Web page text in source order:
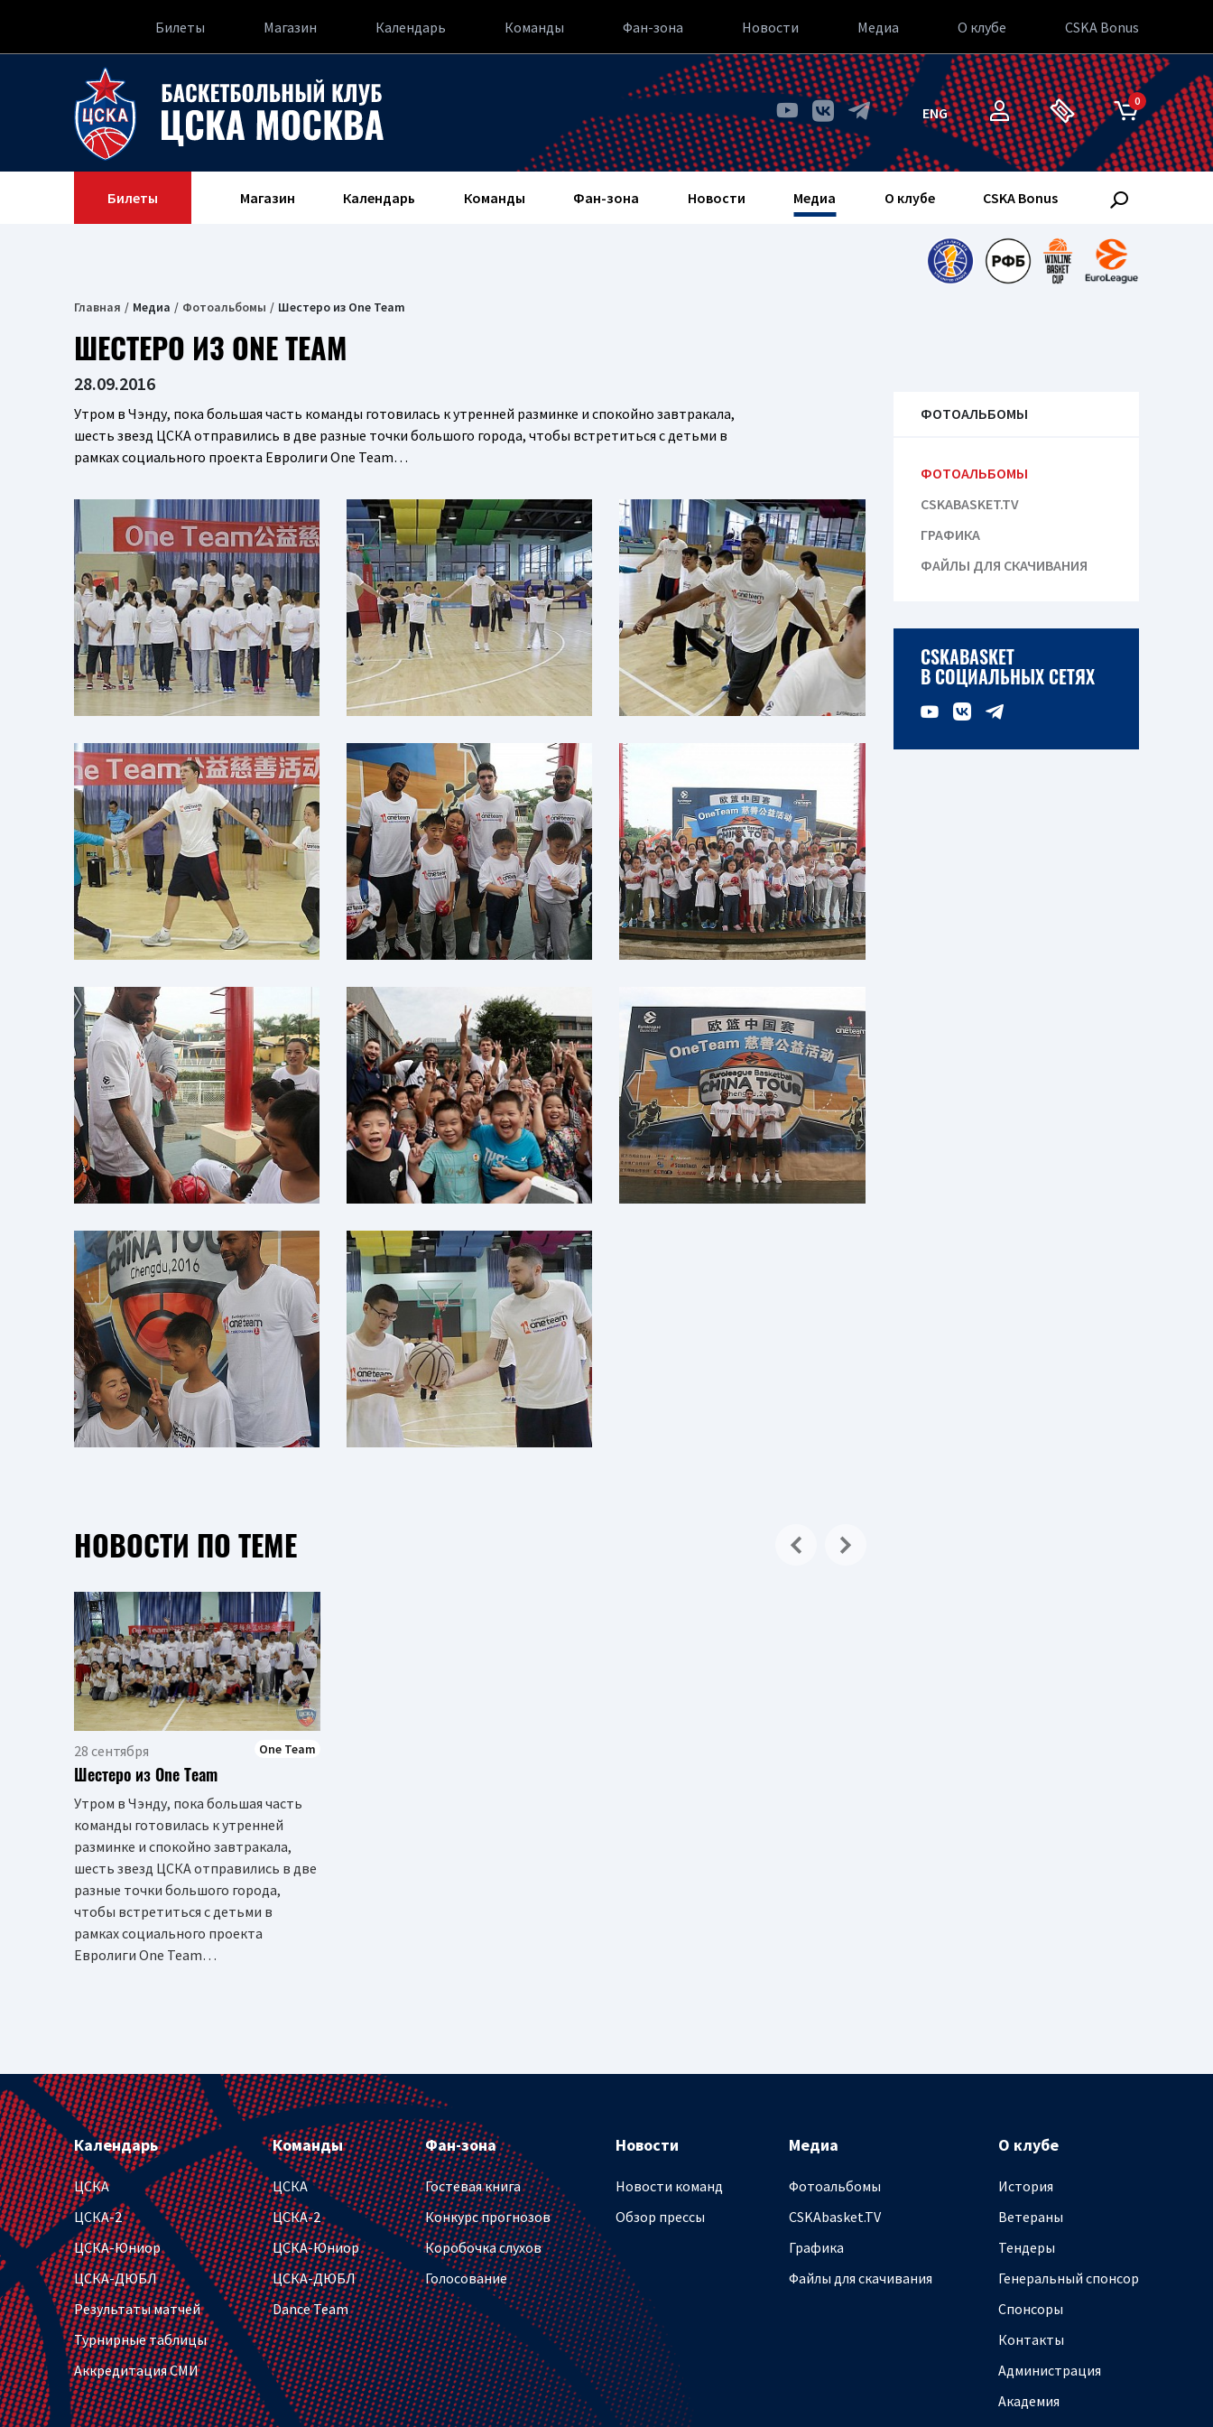
Билеты Магазин Календарь Команды Фан-зона Новости Медиа О клубе CSKA Bonus
ENG
0
Билеты Магазин Календарь Команды Фан-зона Новости Медиа О клубе CSKA Bonus
Главная Медиа Фотоальбомы Шестеро из One Team
ШЕСТЕРО ИЗ ONE TEAM
28.09.2016
Утром в Чэнду, пока большая часть команды готовилась к утренней разминке и спокойно завтракала,
шесть звезд ЦСКА отправились в две разные точки большого города, чтобы встретиться с детьми в
рамках социального проекта Евролиги One Team…
НОВОСТИ ПО ТЕМЕ
28 сентября One Team
Шестеро из One Team
Утром в Чэнду, пока большая часть
команды готовилась к утренней
разминке и спокойно завтракала,
шесть звезд ЦСКА отправились в две
разные точки большого города,
чтобы встретиться с детьми в
рамках социального проекта
Евролиги One Team…
ФОТОАЛЬБОМЫ
ФОТОАЛЬБОМЫ
CSKABASKET.TV
ГРАФИКА
ФАЙЛЫ ДЛЯ СКАЧИВАНИЯ
CSKABASKET
В СОЦИАЛЬНЫХ СЕТЯХ
Календарь
ЦСКА
ЦСКА-2
ЦСКА-Юниор
ЦСКА-ДЮБЛ
Результаты матчей
Турнирные таблицы
Аккредитация СМИ
Команды
ЦСКА
ЦСКА-2
ЦСКА-Юниор
ЦСКА-ДЮБЛ
Dance Team
Фан-зона
Гостевая книга
Конкурс прогнозов
Коробочка слухов
Голосование
Новости
Новости команд
Обзор прессы
Медиа
Фотоальбомы
CSKAbasket.TV
Графика
Файлы для скачивания
О клубе
История
Ветераны
Тендеры
Генеральный спонсор
Спонсоры
Контакты
Администрация
Академия